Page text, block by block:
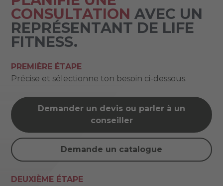
CONSULTATION AVEC UN
REPRÉSENTANT DE LIFE
FITNESS.
PREMIÈRE ÉTAPE
Précise et sélectionne ton besoin ci-dessous.
Demander un devis ou parler à un
conseiller
Demande un catalogue
DEUXIÈME ÉTAPE